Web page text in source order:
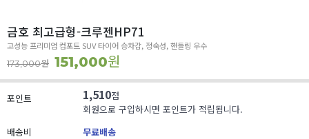
금호 최고급형-크루젠HP71
고성능 프리미엄 컴포트 SUV 타이어 승차감, 정숙성, 핸들링 우수
173,000원 151,000원
포인트 1,510점
회원으로 구입하시면 포인트가 적립됩니다.
배송비
무료배송